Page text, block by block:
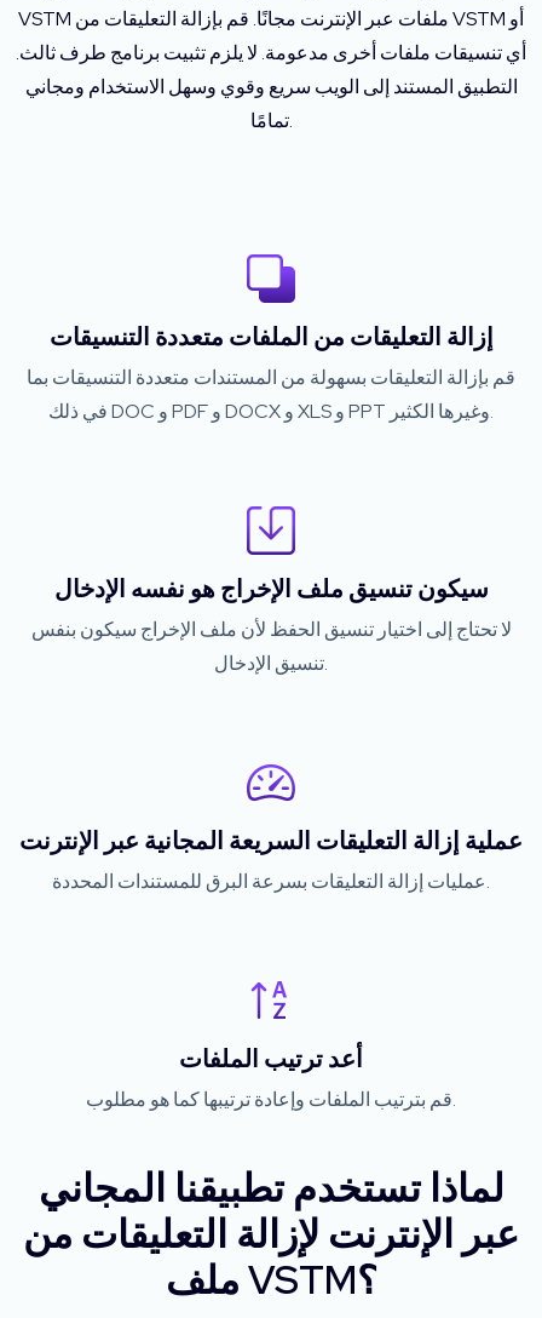
VSTM ملفات عبر الإنترنت مجانًا. قم بإزالة التعليقات من VSTM أو
أي تنسيقات ملفات أخرى مدعومة. لا يلزم تثبيت برنامج طرف ثالث.
التطبيق المستند إلى الويب سريع وقوي وسهل الاستخدام ومجاني
تمامًا.
إزالة التعليقات من الملفات متعددة التنسيقات
قم بإزالة التعليقات بسهولة من المستندات متعددة التنسيقات بما
في ذلك DOC و PDF و DOCX و XLS و PPT وغيرها الكثير.
سيكون تنسيق ملف الإخراج هو نفسه الإدخال
لا تحتاج إلى اختيار تنسيق الحفظ لأن ملف الإخراج سيكون بنفس
تنسيق الإدخال.
عملية إزالة التعليقات السريعة المجانية عبر الإنترنت
عمليات إزالة التعليقات بسرعة البرق للمستندات المحددة.
أعد ترتيب الملفات
قم بترتيب الملفات وإعادة ترتيبها كما هو مطلوب.
لماذا تستخدم تطبيقنا المجاني
عبر الإنترنت لإزالة التعليقات من
ملف VSTM؟